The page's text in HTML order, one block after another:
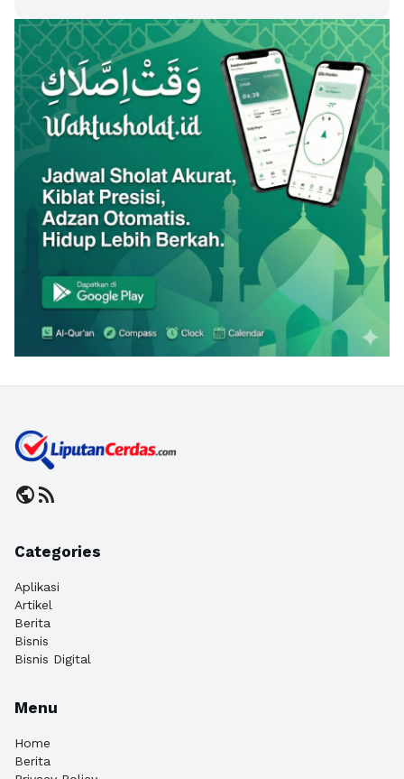
publicrss_feed
Categories
Aplikasi
Artikel
Berita
Bisnis
Bisnis Digital
Menu
Home
Berita